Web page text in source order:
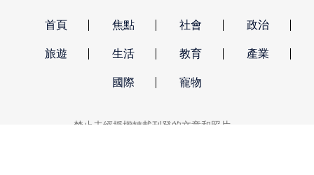
首頁 焦點 社會 政治
旅遊 生活 教育 產業
國際 寵物
禁止未經授權轉載刊登的文章和照片。